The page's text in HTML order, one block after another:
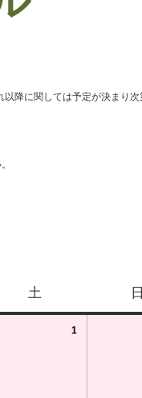
降に関しては予定が決まり次
土 日
1